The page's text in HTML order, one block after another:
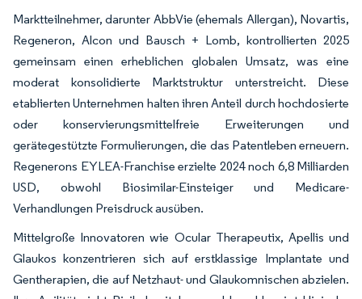
Marktteilnehmer, darunter AbbVie (ehemals Allergan), Novartis,
Regeneron, Alcon und Bausch + Lomb, kontrollierten 2025
gemeinsam einen erheblichen globalen Umsatz, was eine
moderat konsolidierte Marktstruktur unterstreicht. Diese
etablierten Unternehmen halten ihren Anteil durch hochdosierte
oder konservierungsmittelfreie Erweiterungen und
gerätegestützte Formulierungen, die das Patentleben erneuern.
Regenerons EYLEA-Franchise erzielte 2024 noch 6,8 Milliarden
USD, obwohl Biosimilar-Einsteiger und Medicare-
Verhandlungen Preisdruck ausüben.
Mittelgroße Innovatoren wie Ocular Therapeutix, Apellis und
Glaukos konzentrieren sich auf erstklassige Implantate und
Gentherapien, die auf Netzhaut- und Glaukomnischen abzielen.